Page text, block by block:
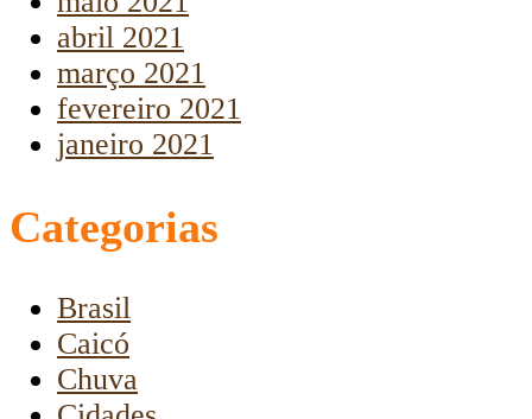
abril 2021
março 2021
fevereiro 2021
janeiro 2021
Categorias
Brasil
Caicó
Chuva